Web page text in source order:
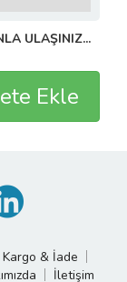
ULAŞINIZ...
Kargo & İade
İletişim